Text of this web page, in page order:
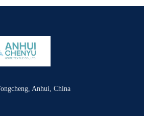
Anhui, China